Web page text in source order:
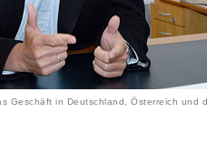
Geschäft in Deutschland, Österreich und